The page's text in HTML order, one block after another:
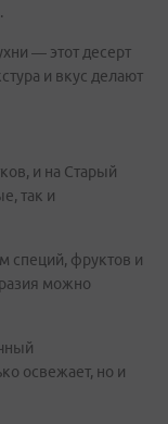
— этот десерт
и вкус делают
и на Старый
так и
специй, фруктов и
можно
освежает, но и